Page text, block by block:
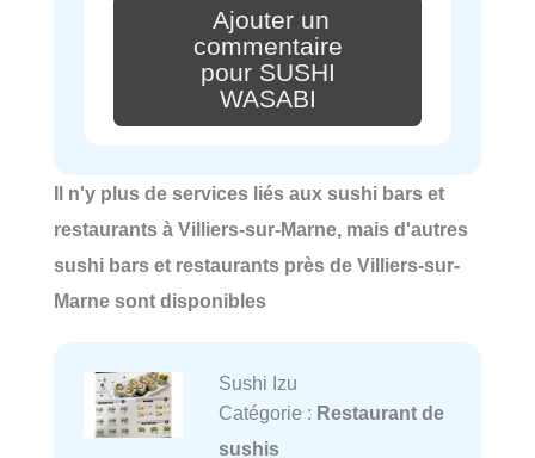
Ajouter un
commentaire
pour SUSHI
WASABI
Il n'y plus de services liés aux sushi bars et
restaurants à Villiers-sur-Marne, mais d'autres
sushi bars et restaurants près de Villiers-sur-
Marne sont disponibles
Sushi Izu
Catégorie : Restaurant de
sushis